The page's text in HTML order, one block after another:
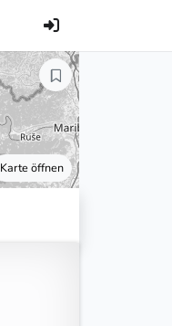
Karte öffnen